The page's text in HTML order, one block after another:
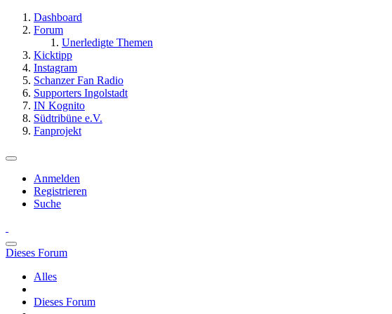
Dashboard
Forum
Unerledigte Themen
Kicktipp
Instagram
Schanzer Fan Radio
Supporters Ingolstadt
IN Kognito
Südtribüne e.V.
Fanprojekt
Anmelden
Registrieren
Suche
Dieses Forum
Alles
Dieses Forum